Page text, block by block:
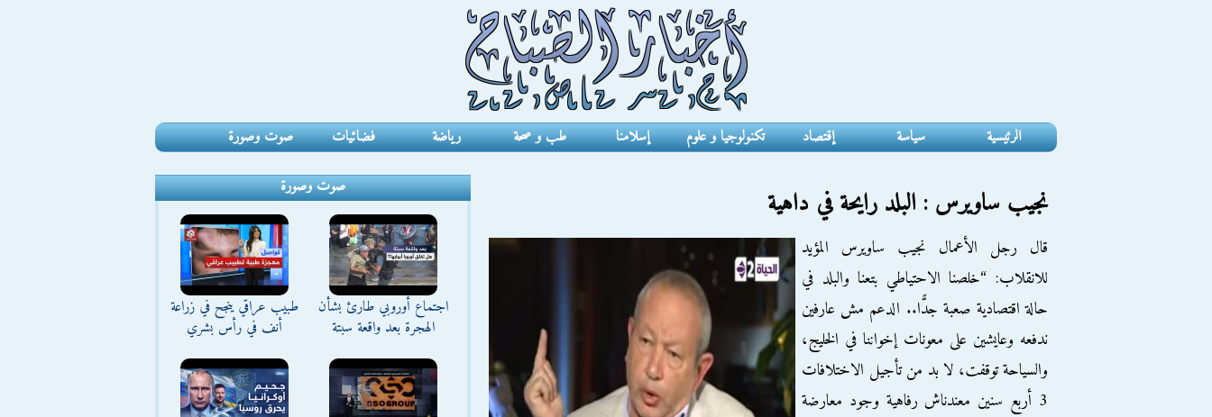
الرئيسية سياسة إقتصاد تكنولوجيا و علوم إسلامنا طب و صحة رياضة فضائيات صوت وصورة
نجيب ساويرس : البلد رايحة في داهية
قال رجل الأعمال نجيب ساويرس المؤيد
للانقلاب: “خلصنا الاحتياطي بتعنا والبلد في
حالة اقتصادية صعبة جدًّا.. الدعم مش عارفين
ندفعه وعايشين على معونات إخواننا في الخليج،
والسياحة توقفت، لا بد من تأجيل الاختلافات
3 أربع سنين معندناش رفاهية وجود معارضة
صوت وصورة
اجتماع أوروبي طارئ بشأن
الهجرة بعد واقعة سبتة
طبيب عراقي ينجح في زراعة
أنف في رأس بشري